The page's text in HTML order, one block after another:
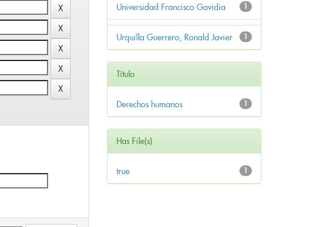
1
Universidad Francisco Gavidia
1
Urquilla Guerrero, Ronald Javier
Título
1
Derechos humanos
Has File(s)
1
true